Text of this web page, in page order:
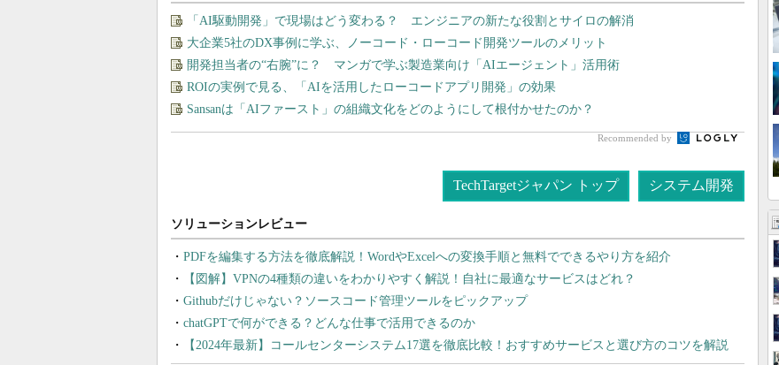
「AI駆動開発」で現場はどう変わる？ エンジニアの新たな役割とサイロの解消
大企業5社のDX事例に学ぶ、ノーコード・ローコード開発ツールのメリット
開発担当者の“右腕”に？ マンガで学ぶ製造業向け「AIエージェント」活用術
ROIの実例で見る、「AIを活用したローコードアプリ開発」の効果
Sansanは「AIファースト」の組織文化をどのようにして根付かせたのか？
Recommended by
TechTargetジャパン トップ システム開発
PDFを編集する方法を徹底解説！WordやExcelへの変換手順と無料でできるやり方を紹介
【図解】VPNの4種類の違いをわかりやすく解説！自社に最適なサービスはどれ？
Githubだけじゃない？ソースコード管理ツールをピックアップ
chatGPTで何ができる？どんな仕事で活用できるのか
【2024年最新】コールセンターシステム17選を徹底比較！おすすめサービスと選び方のコツを解説